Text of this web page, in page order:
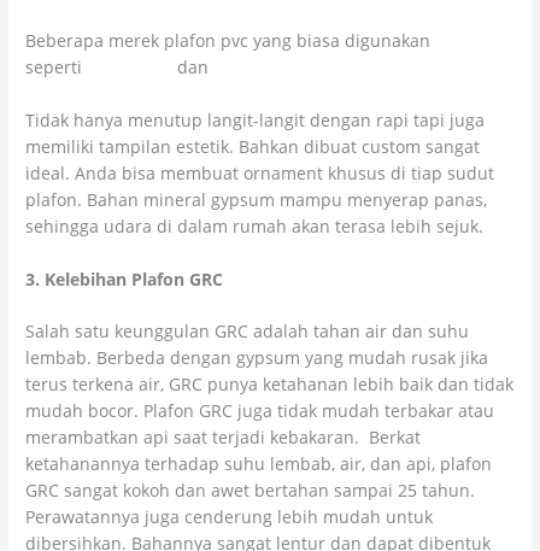
Beberapa merek plafon pvc yang biasa digunakan
seperti
dan
Tidak hanya menutup langit-langit dengan rapi tapi juga
memiliki tampilan estetik. Bahkan dibuat custom sangat
ideal. Anda bisa membuat ornament khusus di tiap sudut
plafon. Bahan mineral gypsum mampu menyerap panas,
sehingga udara di dalam rumah akan terasa lebih sejuk.
3. Kelebihan Plafon GRC
Salah satu keunggulan GRC adalah tahan air dan suhu
lembab. Berbeda dengan gypsum yang mudah rusak jika
terus terkena air, GRC punya ketahanan lebih baik dan tidak
mudah bocor. Plafon GRC juga tidak mudah terbakar atau
merambatkan api saat terjadi kebakaran. Berkat
ketahanannya terhadap suhu lembab, air, dan api, plafon
GRC sangat kokoh dan awet bertahan sampai 25 tahun.
Perawatannya juga cenderung lebih mudah untuk
dibersihkan. Bahannya sangat lentur dan dapat dibentuk